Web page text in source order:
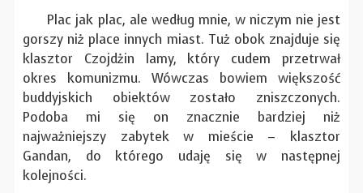
Plac jak plac, ale według mnie, w niczym nie jest
gorszy niż place innych miast. Tuż obok znajduje się
klasztor Czojdżin lamy, który cudem przetrwał
okres komunizmu. Wówczas bowiem większość
buddyjskich obiektów zostało zniszczonych.
Podoba mi się on znacznie bardziej niż
najważniejszy zabytek w mieście – klasztor
Gandan, do którego udaję się w następnej
kolejności.